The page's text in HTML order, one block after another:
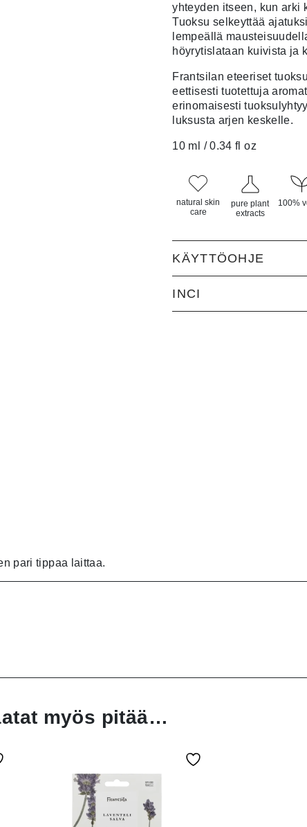
yhteyden itseen, kun arki
Tuoksu selkeyttää
lempeällä
höyrytislataan kuivista ja
Frantsilan eteeriset
eettisesti tuotettuja
erinomaisesti
luksusta arjen keskelle.
10 ml / 0.34 fl oz
natural skin
care
pure plant
extracts
100%
KÄYTTÖOHJE
INCI
pari tippaa laittaa.
hyvin sopiva.
myös pitää…